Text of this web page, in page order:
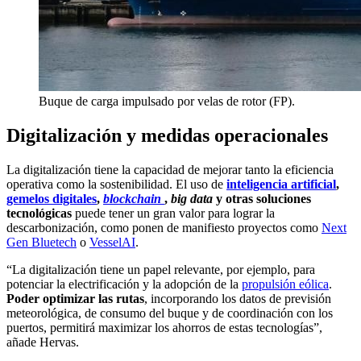
Buque de carga impulsado por velas de rotor (FP).
Digitalización y medidas operacionales
La digitalización tiene la capacidad de mejorar tanto la eficiencia
operativa como la sostenibilidad. El uso de inteligencia artificial,
gemelos digitales, blockchain , big data y otras soluciones
tecnológicas puede tener un gran valor para lograr la
descarbonización, como ponen de manifiesto proyectos como Next
Gen Bluetech o VesselAI.
“La digitalización tiene un papel relevante, por ejemplo, para
potenciar la electrificación y la adopción de la propulsión eólica.
Poder optimizar las rutas, incorporando los datos de previsión
meteorológica, de consumo del buque y de coordinación con los
puertos, permitirá maximizar los ahorros de estas tecnologías”,
añade Hervas.